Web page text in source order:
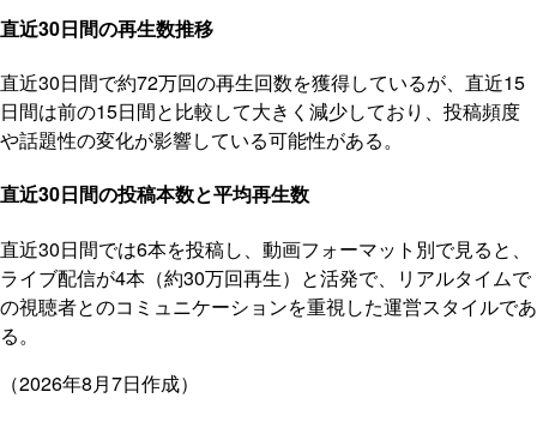
直近30日間の再生数推移
直近30日間で約72万回の再生回数を獲得しているが、直近15
日間は前の15日間と比較して大きく減少しており、投稿頻度
や話題性の変化が影響している可能性がある。
直近30日間の投稿本数と平均再生数
直近30日間では6本を投稿し、動画フォーマット別で見ると、
ライブ配信が4本（約30万回再生）と活発で、リアルタイムで
の視聴者とのコミュニケーションを重視した運営スタイルであ
る。
（2026年8月7日作成）